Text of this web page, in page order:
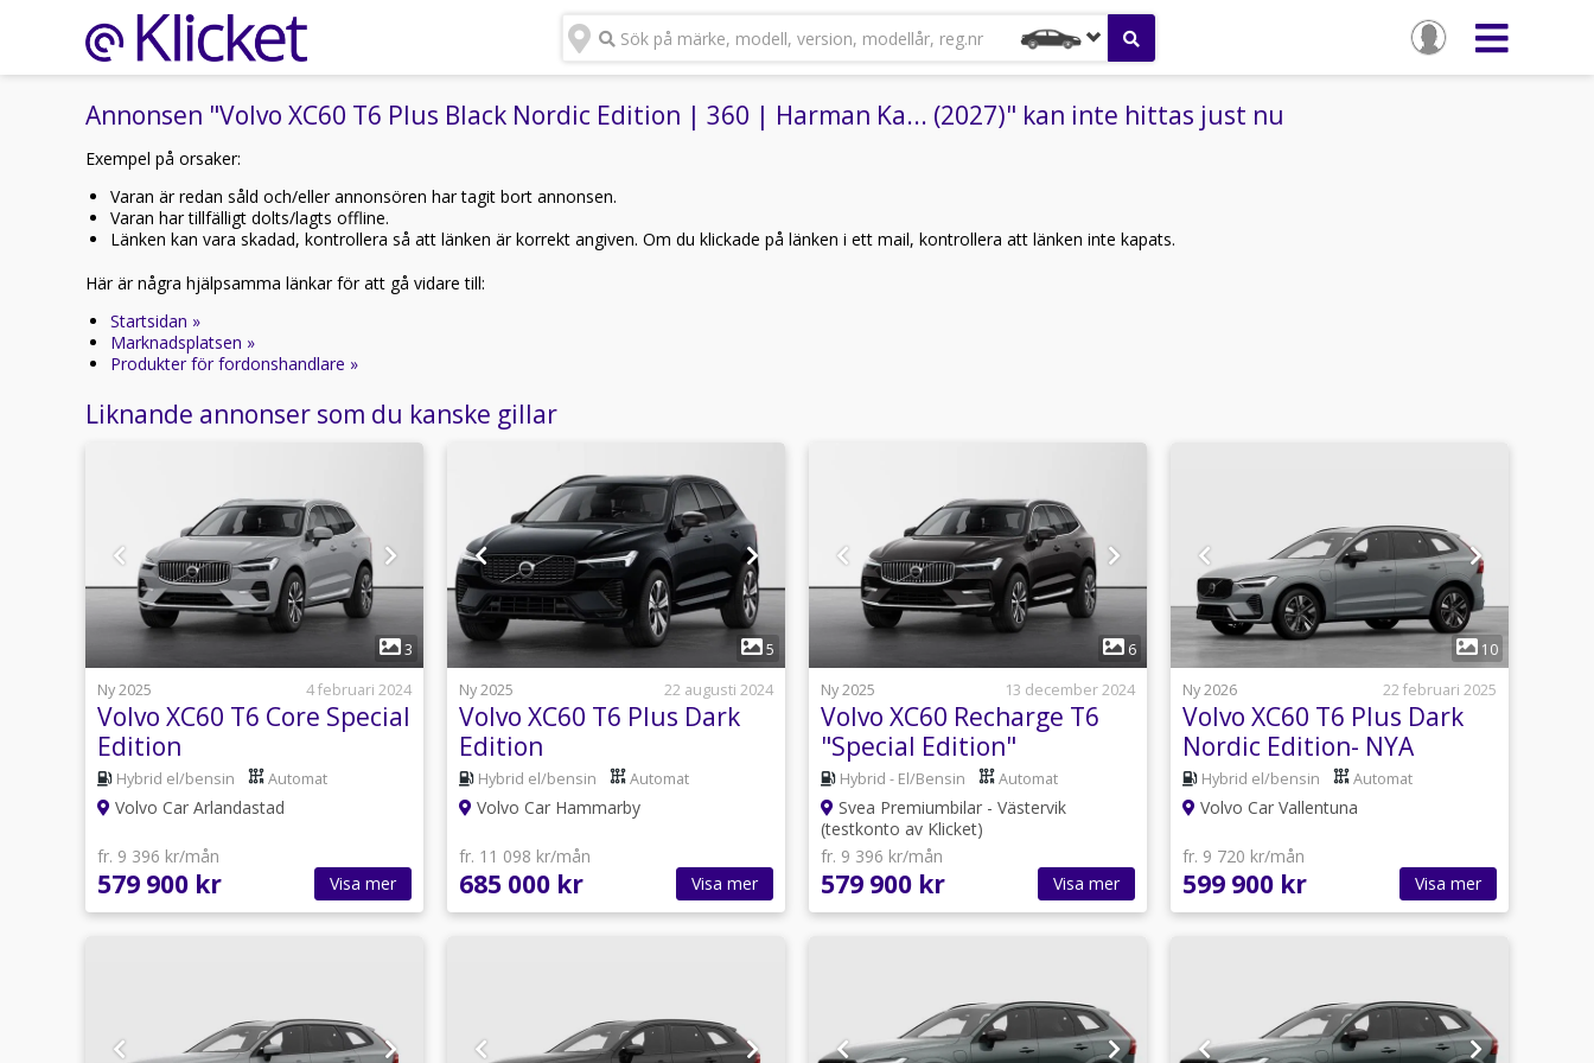
Sök på märke, modell, version, modellår, reg.nr
Annonsen "Volvo XC60 T6 Plus Black Nordic Edition | 360 | Harman Ka... (2027)" kan inte hittas just nu
Exempel på orsaker:
Varan är redan såld och/eller annonsören har tagit bort annonsen.
Varan har tillfälligt dolts/lagts offline.
Länken kan vara skadad, kontrollera så att länken är korrekt angiven. Om du klickade på länken i ett mail, kontrollera att länken inte kapats.
Här är några hjälpsamma länkar för att gå vidare till:
Startsidan »
Marknadsplatsen »
Produkter för fordonshandlare »
Liknande annonser som du kanske gillar
1
3
Ny 2025
4 februari 2024
Volvo XC60 T6 Core Special
Edition
Hybrid el/bensin Automat
Volvo Car Arlandastad
fr. 9 396 kr/mån
579 900 kr Visa mer
5
Ny 2025
22 augusti 2024
Volvo XC60 T6 Plus Dark
Edition
Hybrid el/bensin Automat
Volvo Car Hammarby
fr. 11 098 kr/mån
685 000 kr Visa mer
1
6
Ny 2025
13 december 2024
Volvo XC60 Recharge T6
"Special Edition"
Hybrid - El/Bensin Automat
Svea Premiumbilar - Västervik
(testkonto av Klicket)
fr. 9 396 kr/mån
579 900 kr Visa mer
1
10
Ny 2026
22 februari 2025
Volvo XC60 T6 Plus Dark
Nordic Edition- NYA
MODELLEN MY26
Hybrid el/bensin Automat
Volvo Car Vallentuna
fr. 9 720 kr/mån
599 900 kr Visa mer